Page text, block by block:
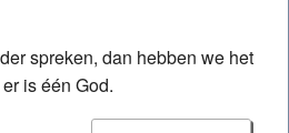
bij Fundamentenstudie
spreken, dan hebben we het
is één God.